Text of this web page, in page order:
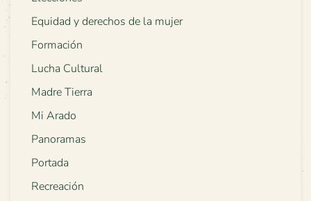
Equidad y derechos de la mujer
Formación
Lucha Cultural
Madre Tierra
Mi Arado
Panoramas
Portada
Recreación